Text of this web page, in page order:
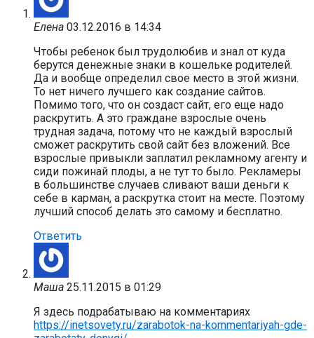
Елена 03.12.2016 в 14:34
Чтобы ребенок был трудолюбив и знал от куда
берутся денежные знаки в кошельке родителей.
Да и вообще определил свое место в этой жизни.
То нет ничего лучшего как создание сайтов.
Помимо того, что он создаст сайт, его еще надо
раскрутить. А это граждане взрослые очень
трудная задача, потому что не каждый взрослый
сможет раскрутить свой сайт без вложений. Все
взрослые привыкли заплатил рекламному агенту и
сиди пожинай плоды, а не тут то было. Рекламеры
в большинстве случаев сливают ваши деньги к
себе в карман, а раскрутка стоит на месте. Поэтому
лучший способ делать это самому и бесплатно.
Ответить
Маша 25.11.2015 в 01:29
Я здесь подрабатываю на комментариях
https://inetsovety.ru/zarabotok-na-kommentariyah-gde-